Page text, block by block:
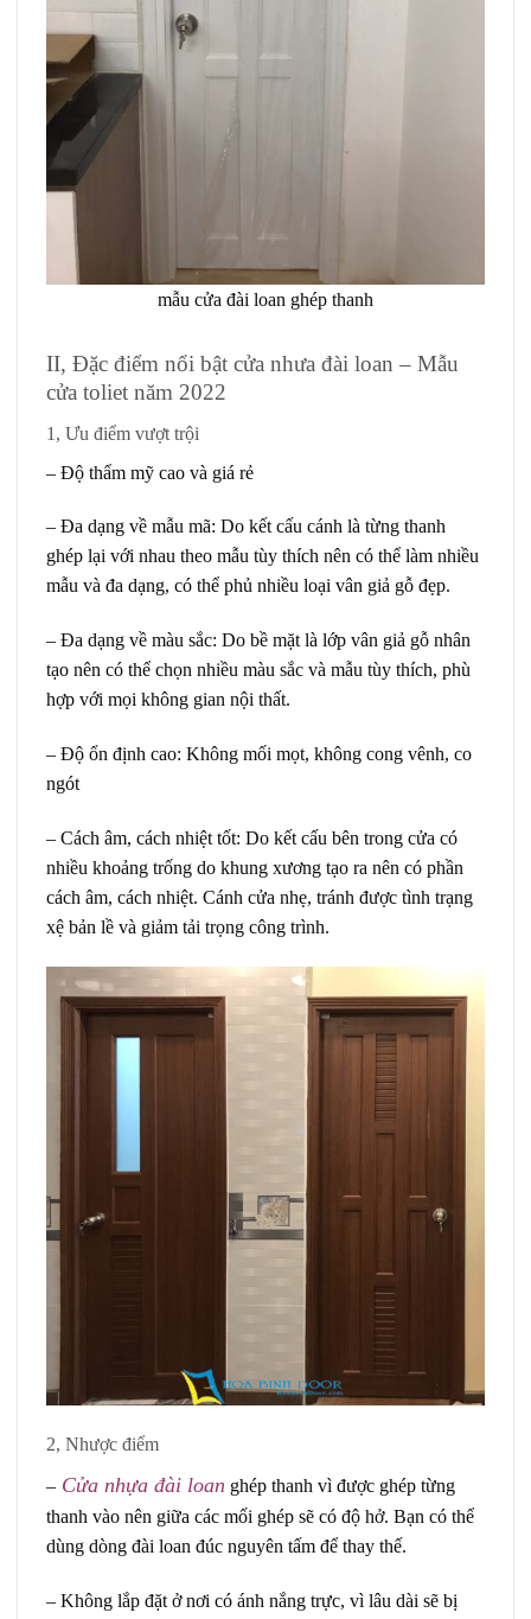
mẫu cửa đài loan ghép thanh
II, Đặc điểm nổi bật cửa nhưa đài loan – Mẫu
cửa toliet năm 2022
1, Ưu điểm vượt trội
– Độ thẩm mỹ cao và giá rẻ
– Đa dạng về mẫu mã: Do kết cấu cánh là từng thanh
ghép lại với nhau theo mẫu tùy thích nên có thể làm nhiều
mẫu và đa dạng, có thể phủ nhiều loại vân giả gỗ đẹp.
– Đa dạng về màu sắc: Do bề mặt là lớp vân giả gỗ nhân
tạo nên có thể chọn nhiều màu sắc và mẫu tùy thích, phù
hợp với mọi không gian nội thất.
– Độ ổn định cao: Không mối mọt, không cong vênh, co
ngót
– Cách âm, cách nhiệt tốt: Do kết cấu bên trong cửa có
nhiều khoảng trống do khung xương tạo ra nên có phần
cách âm, cách nhiệt. Cánh cửa nhẹ, tránh được tình trạng
xệ bản lề và giảm tải trọng công trình.
2, Nhược điểm
– Cửa nhựa đài loan ghép thanh vì được ghép từng
thanh vào nên giữa các mối ghép sẽ có độ hở. Bạn có thể
dùng dòng đài loan đúc nguyên tấm để thay thế.
– Không lắp đặt ở nơi có ánh nắng trực, vì lâu dài sẽ bị